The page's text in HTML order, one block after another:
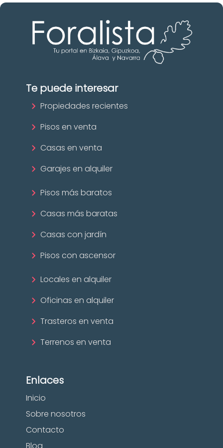
Te puede interesar
Propiedades recientes
Pisos en venta
Casas en venta
Garajes en alquiler
Pisos más baratos
Casas más baratas
Casas con jardín
Pisos con ascensor
Locales en alquiler
Oficinas en alquiler
Trasteros en venta
Terrenos en venta
Enlaces
Inicio
Sobre nosotros
Contacto